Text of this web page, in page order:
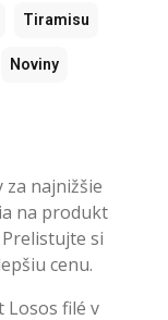
Tiramisu
Noviny
najnižšie
na produkt
si
cenu.
Losos filé v